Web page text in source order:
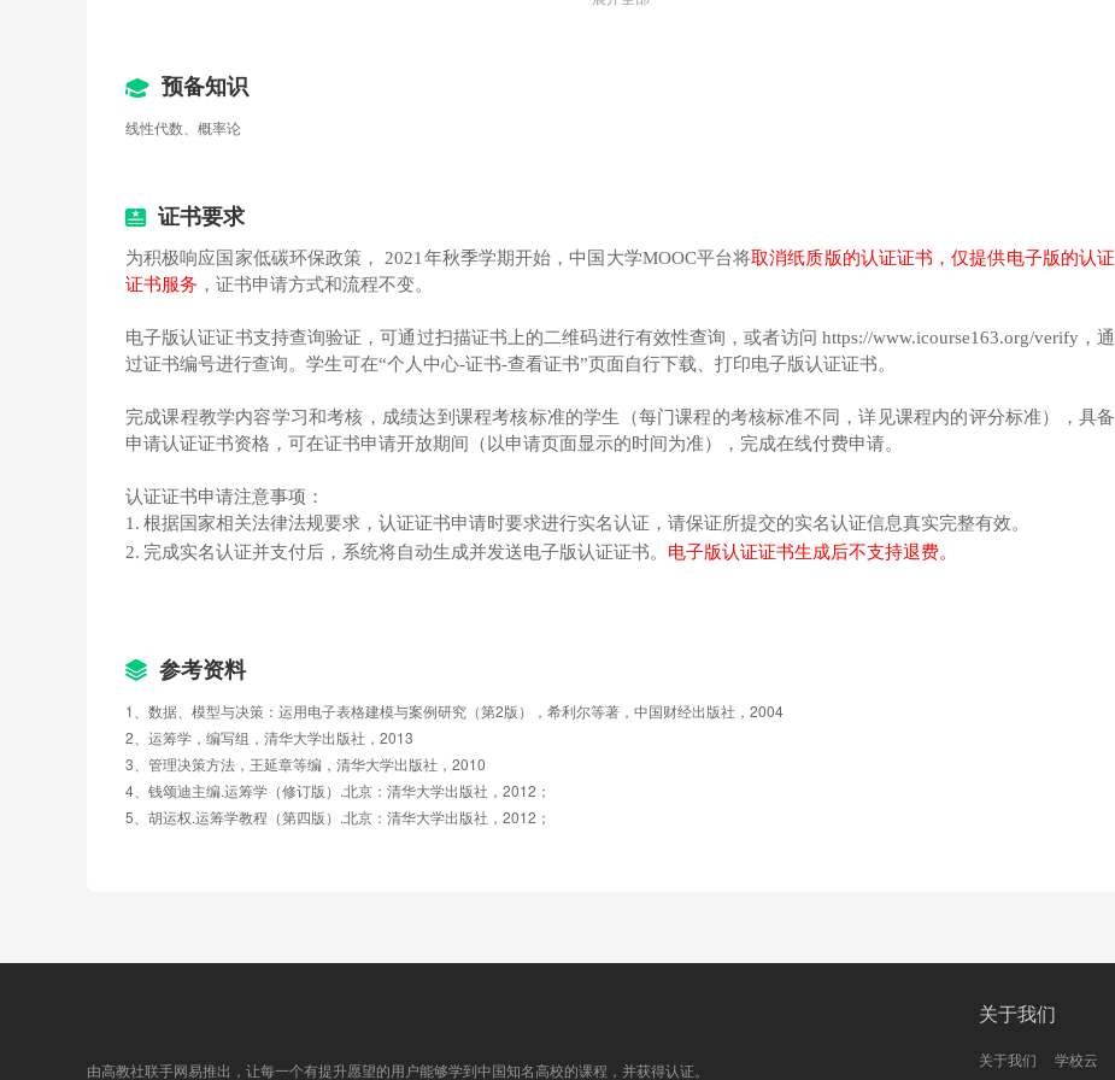
决策与对策
4.2 有概率决策问题
4.3 具有预知信息的决策分析
4.4 对策问题的基本概念
4.5 矩阵对策问题
4.6 二人无限零和对策问题
预测与仿真
5.1 基本概念及原理
预备知识
线性代数、概率论
证书要求
为积极响应国家低碳环保政策， 2021年秋季学期开始，中国大学MOOC平台将取消纸质版的认证证书，仅提供电子版的认证
证书服务 ，证书申请方式和流程不变。
电子版认证证书支持查询验证，可通过扫描证书上的二维码进行有效性查询，或者访问 https://www.icourse163.org/verify，通
过证书编号进行查询。学生可在“个人中心-证书-查看证书”页面自行下载、打印电子版认证证书。
完成课程教学内容学习和考核，成绩达到课程考核标准的学生（每门课程的考核标准不同，详见课程内的评分标准），具备
申请认证证书资格，可在证书申请开放期间（以申请页面显示的时间为准），完成在线付费申请。
认证证书申请注意事项：
1. 根据国家相关法律法规要求，认证证书申请时要求进行实名认证，请保证所提交的实名认证信息真实完整有效。
2. 完成实名认证并支付后，系统将自动生成并发送电子版认证证书。 电子版认证证书生成后不支持退费。
参考资料
1、数据、模型与决策：运用电子表格建模与案例研究（第2版），希利尔等著，中国财经出版社，2004
2、运筹学，编写组，清华大学出版社，2013
3、管理决策方法，王延章等编，清华大学出版社，2010
4、钱颂迪主编.运筹学（修订版）.北京：清华大学出版社，2012；
5、胡运权.运筹学教程（第四版）.北京：清华大学出版社，2012；
由高教社联手网易推出，让每一个有提升愿望的用户能够学到中国知名高校的课程，并获得认证。
关于我们
关于我们 学校云